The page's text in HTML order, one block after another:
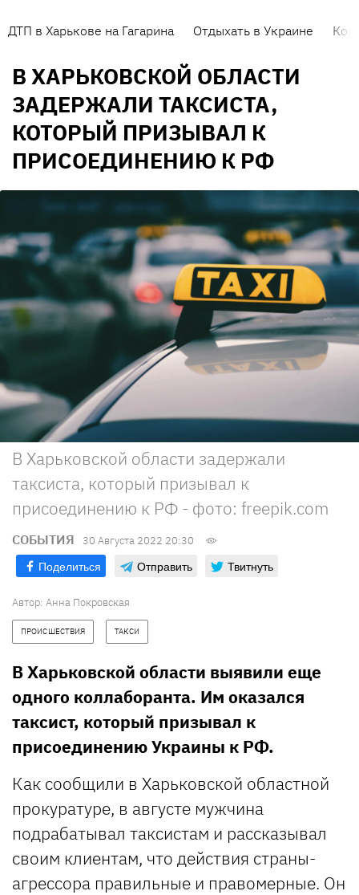
ДТП в Харькове на Гагарина Отдыхать в Украине
В ХАРЬКОВСКОЙ ОБЛАСТИ
ЗАДЕРЖАЛИ ТАКСИСТА,
КОТОРЫЙ ПРИЗЫВАЛ К
ПРИСОЕДИНЕНИЮ К РФ
В Харьковской области задержали
таксиста, который призывал к
присоединению к РФ - фото: freepik.com
СОБЫТИЯ 30 Августа 2022 20:30
Поделиться Отправить Твитнуть
Автор: Анна Покровская
ПРОИСШЕСТВИЯ ТАКСИ
В Харьковской области выявили еще
одного коллаборанта. Им оказался
таксист, который призывал к
присоединению Украины к РФ.
Как сообщили в Харьковской областной
прокуратуре, в августе мужчина
подрабатывал таксистам и рассказывал
своим клиентам, что действия страны-
агрессора правильные и правомерные. Он